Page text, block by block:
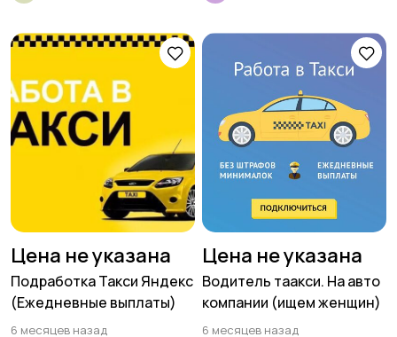
Цена не указана
Подработка Такси Яндекс
(Ежедневные выплаты)
6 месяцев назад
Цена не указана
Водитель таакси. На авто
компании (ищем женщин)
6 месяцев назад